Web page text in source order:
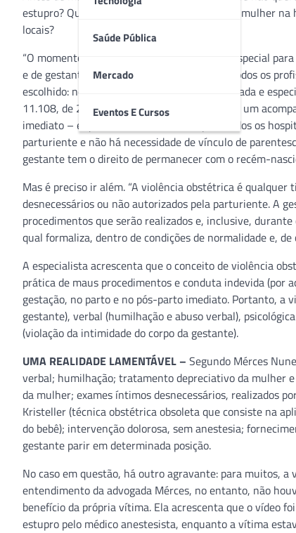
Saúde Pública
Mercado
Eventos E Cursos
estupro? Quais são, afinal, os direitos de uma mulher
locais?
“O momento do parto é muito importante e especial
e de gestante, tanto pelo hospital como por todos os
escolhido: normal ou cesárea”, reitera a advogada e
11.108, de 2005, garante à mulher o direito a um
imediato – e que este direito é válido para todos os
parturiente e não há necessidade de vínculo de
gestante tem o direito de permanecer com o recém-
Mas é preciso ir além. “A violência obstétrica é
desnecessários ou não autorizados pela parturiente. A
procedimentos que serão realizados e, inclusive,
qual formaliza, dentro de condições de normalidade e,
A especialista acrescenta que o conceito de violência
prática de maus procedimentos e conduta indevida (por
gestação, no parto e no pós-parto imediato. Portanto, a
gestante), verbal (humilhação e abuso verbal), psicológica
(violação da intimidade do corpo da gestante).
UMA REALIDADE LAMENTÁVEL – Segundo Mérces
verbal; humilhação; tratamento depreciativo da mulher
da mulher; exames íntimos desnecessários, realizados
Kristeller (técnica obstétrica obsoleta que consiste na
do bebê); intervenção dolorosa, sem anestesia;
gestante parir em determinada posição.
No caso em questão, há outro agravante: para muitos,
entendimento da advogada Mérces, no entanto, não
benefício da própria vítima. Ela acrescenta que o vídeo
estupro pelo médico anestesista, enquanto a vítima